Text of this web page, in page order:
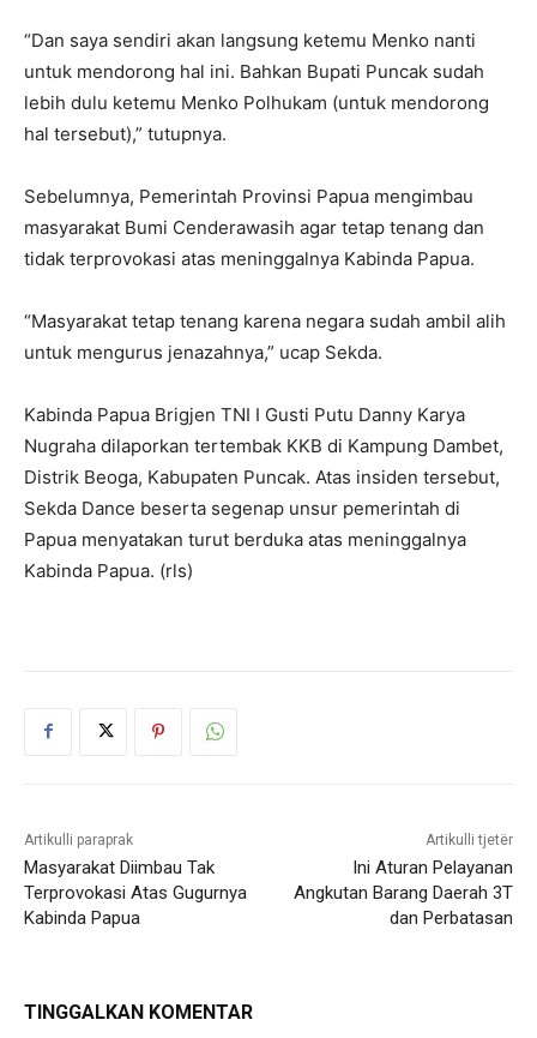
“Dan saya sendiri akan langsung ketemu Menko nanti
untuk mendorong hal ini. Bahkan Bupati Puncak sudah
lebih dulu ketemu Menko Polhukam (untuk mendorong
hal tersebut),” tutupnya.
Sebelumnya, Pemerintah Provinsi Papua mengimbau
masyarakat Bumi Cenderawasih agar tetap tenang dan
tidak terprovokasi atas meninggalnya Kabinda Papua.
“Masyarakat tetap tenang karena negara sudah ambil alih
untuk mengurus jenazahnya,” ucap Sekda.
Kabinda Papua Brigjen TNI I Gusti Putu Danny Karya
Nugraha dilaporkan tertembak KKB di Kampung Dambet,
Distrik Beoga, Kabupaten Puncak. Atas insiden tersebut,
Sekda Dance beserta segenap unsur pemerintah di
Papua menyatakan turut berduka atas meninggalnya
Kabinda Papua. (rls)
Artikulli paraprak
Masyarakat Diimbau Tak
Terprovokasi Atas Gugurnya
Kabinda Papua
Artikulli tjetër
Ini Aturan Pelayanan
Angkutan Barang Daerah 3T
dan Perbatasan
TINGGALKAN KOMENTAR